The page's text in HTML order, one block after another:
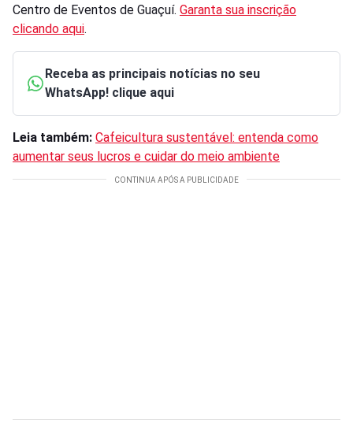
Centro de Eventos de Guaçuí. Garanta sua inscrição
clicando aqui.
Receba as principais notícias no seu
WhatsApp! clique aqui
Leia também: Cafeicultura sustentável: entenda como
aumentar seus lucros e cuidar do meio ambiente